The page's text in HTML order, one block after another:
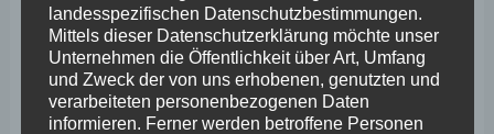
auslandesspezifischen Datenschutzbestimmungen.
Mittels dieser Datenschutzerklärung möchte unser
Unternehmen die Öffentlichkeit über Art, Umfang
und Zweck der von uns erhobenen, genutzten und
verarbeiteten personenbezogenen Daten
informieren. Ferner werden betroffene Personen